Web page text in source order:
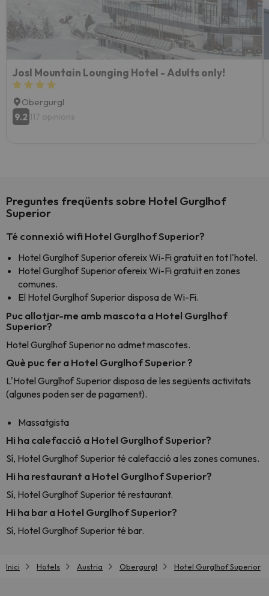
Josl Mountain Lounging Hotel - Adults only!
Obergurgl
9.2 117 opinions
Preguntes freqüents sobre Hotel Gurglhof
Superior
Té connexió wifi Hotel Gurglhof Superior?
Hotel Gurglhof Superior ofereix Wi-Fi gratuït en tot l'hotel.
Hotel Gurglhof Superior ofereix Wi-Fi gratuït en zones
comunes.
El Hotel Gurglhof Superior disposa de Wi-Fi.
Puc allotjar-me amb mascota a Hotel Gurglhof
Superior?
Hotel Gurglhof Superior no admet mascotes.
Què puc fer a Hotel Gurglhof Superior ?
L'Hotel Gurglhof Superior disposa de les següents activitats
(algunes poden ser de pagament).
Massatgista
Hi ha calefacció a Hotel Gurglhof Superior?
Sí, Hotel Gurglhof Superior té calefacció a les zones comunes.
Hi ha restaurant a Hotel Gurglhof Superior?
Sí, Hotel Gurglhof Superior té restaurant.
Hi ha bar a Hotel Gurglhof Superior?
Sí, Hotel Gurglhof Superior té bar.
Inici Hotels Austria Obergurgl Hotel Gurglhof Superior